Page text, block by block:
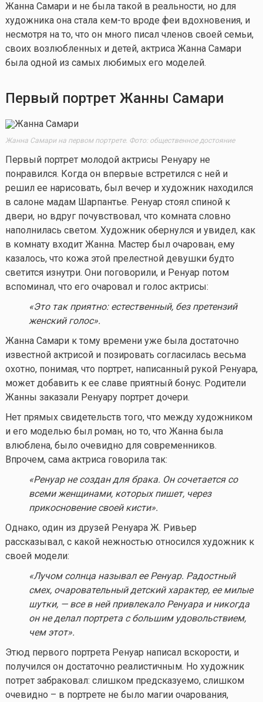
Жанна Самари и не была такой в реальности, но для
художника она стала кем-то вроде феи вдохновения, и
несмотря на то, что он много писал членов своей семьи,
своих возлюбленных и детей, актриса Жанна Самари
была одной из самых любимых его моделей.
Первый портрет Жанны Самари
Жанна Самари на первом портрете. Фото: общественное достояние
Первый портрет молодой актрисы Ренуару не
понравился. Когда он впервые встретился с ней и
решил ее нарисовать, был вечер и художник находился
в салоне мадам Шарпантье. Ренуар стоял спиной к
двери, но вдруг почувствовал, что комната словно
наполнилась светом. Художник обернулся и увидел, как
в комнату входит Жанна. Мастер был очарован, ему
казалось, что кожа этой прелестной девушки будто
светится изнутри. Они поговорили, и Ренуар потом
вспоминал, что его очаровал и голос актрисы:
«Это так приятно: естественный, без претензий
женский голос».
Жанна Самари к тому времени уже была достаточно
известной актрисой и позировать согласилась весьма
охотно, понимая, что портрет, написанный рукой Ренуара,
может добавить к ее славе приятный бонус. Родители
Жанны заказали Ренуару портрет дочери.
Нет прямых свидетельств того, что между художником
и его моделью был роман, но то, что Жанна была
влюблена, было очевидно для современников.
Впрочем, сама актриса говорила так:
«Ренуар не создан для брака. Он сочетается со
всеми женщинами, которых пишет, через
прикосновение своей кисти».
Однако, один из друзей Ренуара Ж. Ривьер
рассказывал, с какой нежностью относился художник к
своей модели:
«Лучом солнца называл ее Ренуар. Радостный
смех, очаровательный детский характер, ее милые
шутки, — все в ней привлекало Ренуара и никогда
он не делал портрета с большим удовольствием,
чем этот».
Этюд первого портрета Ренуар написал вскорости, и
получился он достаточно реалистичным. Но художник
потрет забраковал: слишком предсказуемо, слишком
очевидно – в портрете не было магии очарования,